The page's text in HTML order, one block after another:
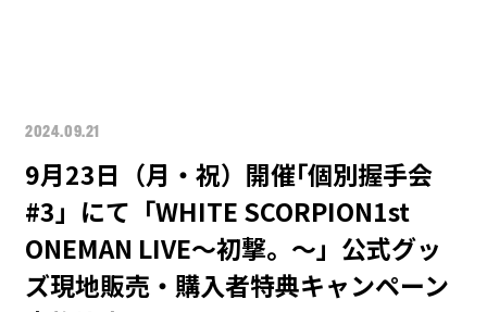
2024.09.21
9月23日（月・祝）開催｢個別握手会
#3」にて「WHITE SCORPION1st
ONEMAN LIVE〜初撃。〜」公式グッ
ズ現地販売・購入者特典キャンペーン